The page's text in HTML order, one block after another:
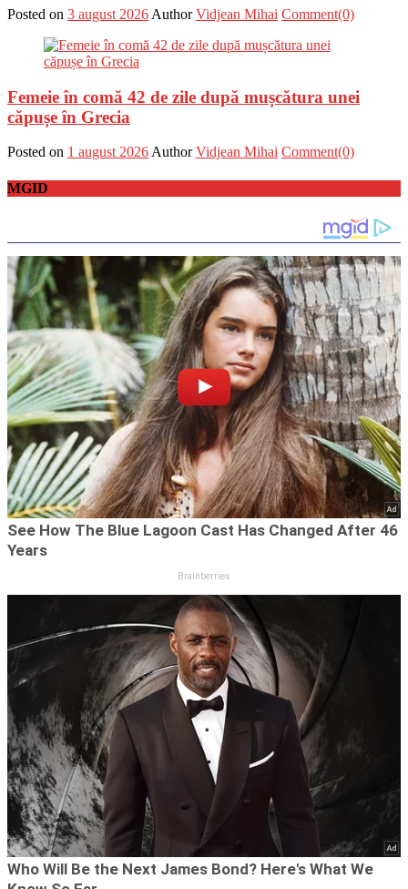
Posted on 3 august 2026 Author Vidjean Mihai Comment(0)
Femeie în comă 42 de zile după mușcătura unei
căpușe în Grecia
Posted on 1 august 2026 Author Vidjean Mihai Comment(0)
MGID